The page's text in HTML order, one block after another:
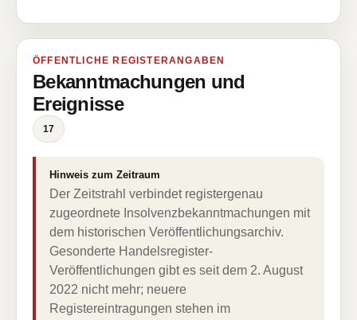
ÖFFENTLICHE REGISTERANGABEN
Bekanntmachungen und
Ereignisse
17
Hinweis zum Zeitraum
Der Zeitstrahl verbindet registergenau
zugeordnete Insolvenzbekanntmachungen mit
dem historischen Veröffentlichungsarchiv.
Gesonderte Handelsregister-
Veröffentlichungen gibt es seit dem 2. August
2022 nicht mehr; neuere
Registereintragungen stehen im